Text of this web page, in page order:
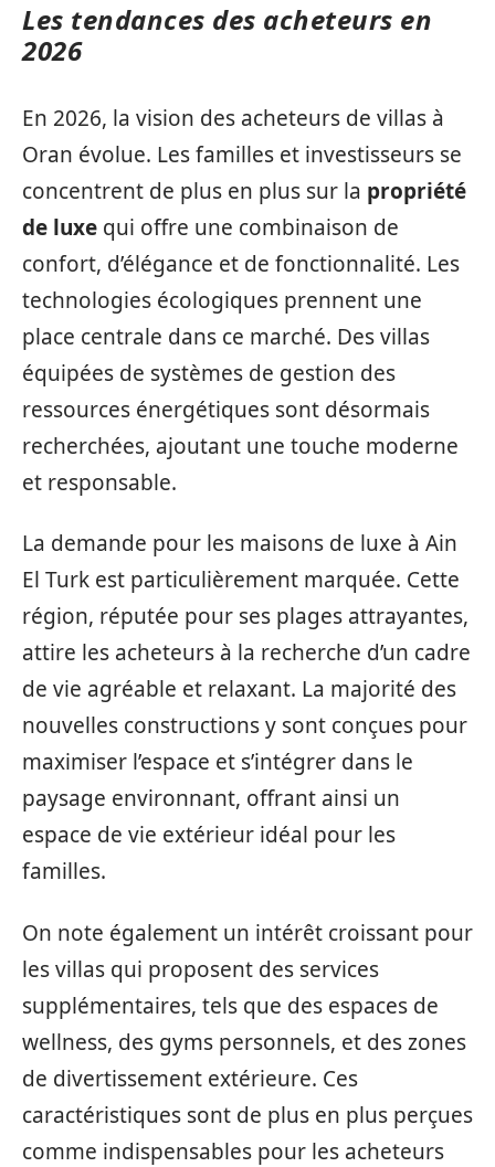
Les tendances des acheteurs en
2026
En 2026, la vision des acheteurs de villas à
Oran évolue. Les familles et investisseurs se
concentrent de plus en plus sur la propriété
de luxe qui offre une combinaison de
confort, d’élégance et de fonctionnalité. Les
technologies écologiques prennent une
place centrale dans ce marché. Des villas
équipées de systèmes de gestion des
ressources énergétiques sont désormais
recherchées, ajoutant une touche moderne
et responsable.
La demande pour les maisons de luxe à Ain
El Turk est particulièrement marquée. Cette
région, réputée pour ses plages attrayantes,
attire les acheteurs à la recherche d’un cadre
de vie agréable et relaxant. La majorité des
nouvelles constructions y sont conçues pour
maximiser l’espace et s’intégrer dans le
paysage environnant, offrant ainsi un
espace de vie extérieur idéal pour les
familles.
On note également un intérêt croissant pour
les villas qui proposent des services
supplémentaires, tels que des espaces de
wellness, des gyms personnels, et des zones
de divertissement extérieure. Ces
caractéristiques sont de plus en plus perçues
comme indispensables pour les acheteurs